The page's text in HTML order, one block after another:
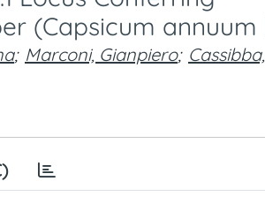
(Capsicum annuum
; Marconi, Gianpiero; Cassibba,